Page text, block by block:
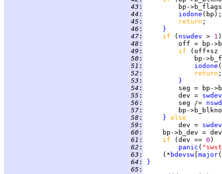
  43
:
bp-
  44
:
iodone
  45
: return
  46
:
}
  47
: if ( nswdev > 1
  48
:
  49
: if
(off+sz
  50
:
bp-
  51
:
iodone
  52
:
return
  53
:
}
  54
:
  55
:
         dev =
  56
:
         seg /=
  57
:
  58
: } else
  59
:
         dev =
  60
:
  61
: if (dev == 0
  62
: panic (
  63
:
     (*
bdevsw major
  64
:
}
  65
: